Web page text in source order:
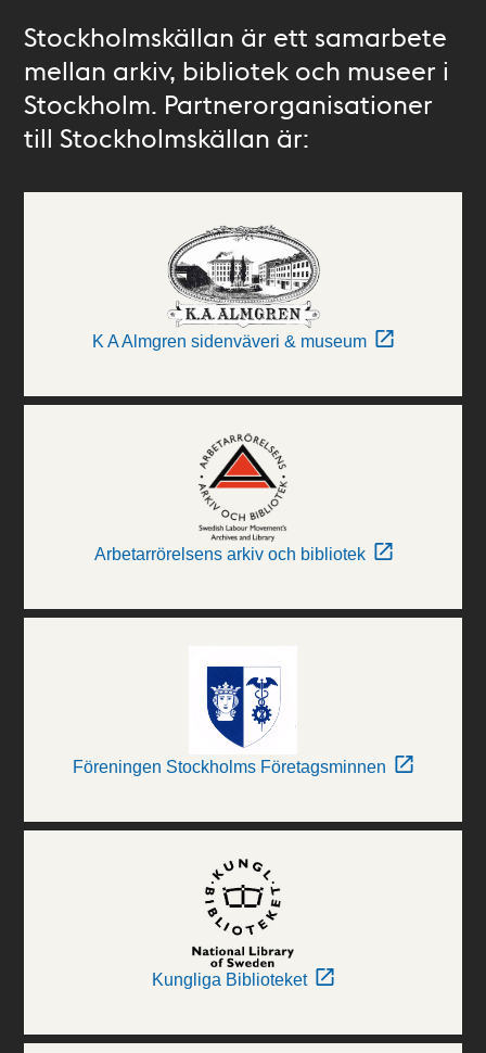
Stockholmskällan är ett samarbete
mellan arkiv, bibliotek och museer i
Stockholm. Partnerorganisationer
till Stockholmskällan är:
K A Almgren sidenväveri & museum
Arbetarrörelsens arkiv och bibliotek
Föreningen Stockholms Företagsminnen
Kungliga Biblioteket